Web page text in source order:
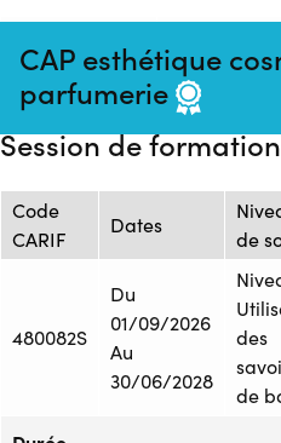
CAP esthétique
parfumerie
Mise à jour :
07/08/2026
Formation :
Session de formation
Code
CARIF
Dates
de
480082S
Du
01/09/2026
Au
30/06/2028
des
de